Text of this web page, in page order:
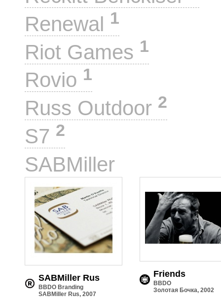
Renewal 1
Riot Games 1
Rovio 1
Russ Outdoor 2
S7 2
SABMiller
SABMiller Rus
BBDO Branding
SABMiller Rus, 2007
Friends
BBDO
Золотая Бочка, 2002